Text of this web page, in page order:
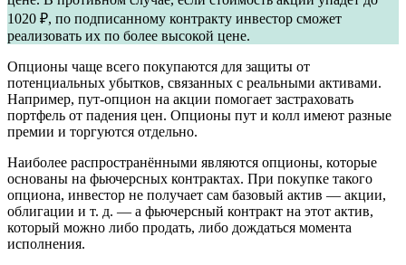
1020 ₽, по подписанному контракту инвестор сможет
реализовать их по более высокой цене.
Опционы чаще всего покупаются для защиты от
потенциальных убытков, связанных с реальными активами.
Например, пут-опцион на акции помогает застраховать
портфель от падения цен. Опционы пут и колл имеют разные
премии и торгуются отдельно.
Наиболее распространёнными являются опционы, которые
основаны на фьючерсных контрактах. При покупке такого
опциона, инвестор не получает сам базовый актив — акции,
облигации и т. д. — а фьючерсный контракт на этот актив,
который можно либо продать, либо дождаться момента
исполнения.